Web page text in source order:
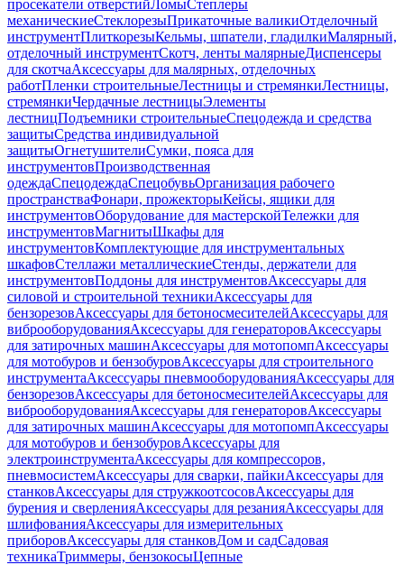
просекатели отверстийЛомыСтеплеры
механическиеСтеклорезыПрикаточные валикиОтделочный
инструментПлиткорезыКельмы, шпатели, гладилкиМалярный,
отделочный инструментСкотч, ленты малярныеДиспенсеры
для скотчаАксессуары для малярных, отделочных
работПленки строительныеЛестницы и стремянкиЛестницы,
стремянкиЧердачные лестницыЭлементы
лестницПодъемники строительныеСпецодежда и средства
защитыСредства индивидуальной
защитыОгнетушителиСумки, пояса для
инструментовПроизводственная
одеждаСпецодеждаСпецобувьОрганизация рабочего
пространстваФонари, прожекторыКейсы, ящики для
инструментовОборудование для мастерскойТележки для
инструментовМагнитыШкафы для
инструментовКомплектующие для инструментальных
шкафовСтеллажи металлическиеСтенды, держатели для
инструментовПоддоны для инструментовАксессуары для
силовой и строительной техникиАксессуары для
бензорезовАксессуары для бетоносмесителейАксессуары для
виброоборудованияАксессуары для генераторовАксессуары
для затирочных машинАксессуары для мотопомпАксессуары
для мотобуров и бензобуровАксессуары для строительного
инструментаАксессуары пневмооборудованияАксессуары для
бензорезовАксессуары для бетоносмесителейАксессуары для
виброоборудованияАксессуары для генераторовАксессуары
для затирочных машинАксессуары для мотопомпАксессуары
для мотобуров и бензобуровАксессуары для
электроинструментаАксессуары для компрессоров,
пневмосистемАксессуары для сварки, пайкиАксессуары для
станковАксессуары для стружкоотсосовАксессуары для
бурения и сверленияАксессуары для резанияАксессуары для
шлифованияАксессуары для измерительных
приборовАксессуары для станковДом и садСадовая
техникаТриммеры, бензокосыЦепные